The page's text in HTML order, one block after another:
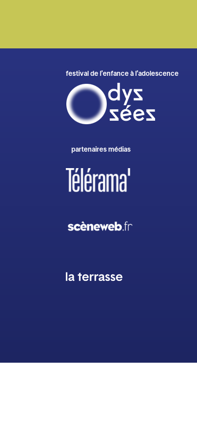
d’Elbeuf – Pôle national
festival de l’enfance à l’adolescence
partenaires médias